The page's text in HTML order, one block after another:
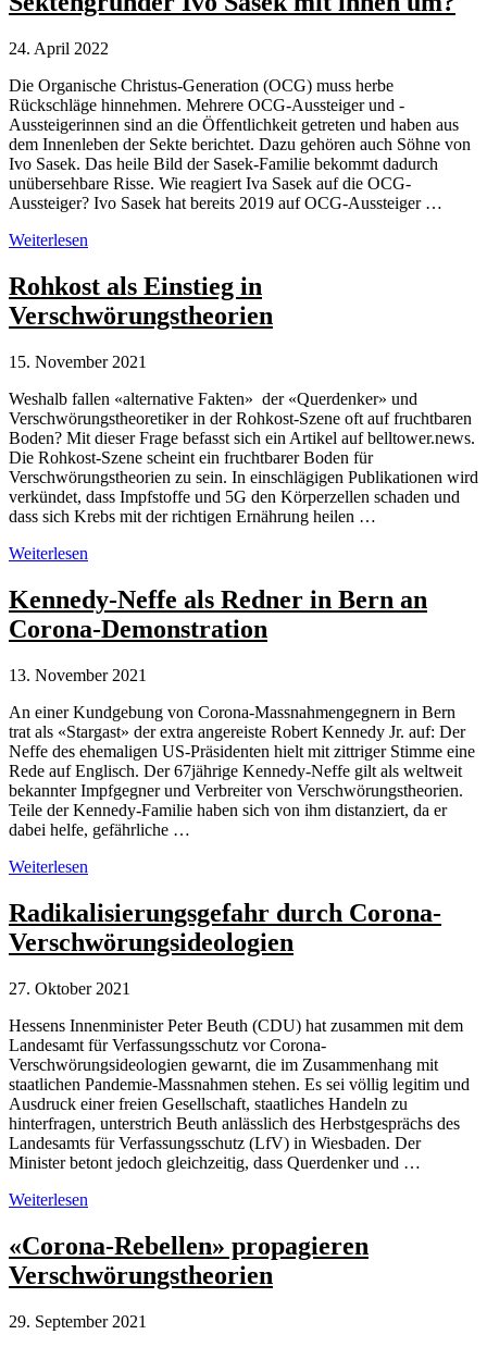
Hasler
Sumpf
Verschwörungstheorien
24. April 2022
Die Organische Christus-Generation (OCG) muss herbe
Rückschläge hinnehmen. Mehrere OCG-Aussteiger und -
Aussteigerinnen sind an die Öffentlichkeit getreten und haben aus
dem Innenleben der Sekte berichtet. Dazu gehören auch Söhne von
Ivo Sasek. Das heile Bild der Sasek-Familie bekommt dadurch
unübersehbare Risse. Wie reagiert Iva Sasek auf die OCG-
Aussteiger? Ivo Sasek hat bereits 2019 auf OCG-Aussteiger …
OCG-
Wie
geht
Sektengründer
Sasek
ihnen
um?
Weiterlesen
Rohkost als Einstieg in
Verschwörungstheorien
15. November 2021
Weshalb fallen «alternative Fakten» der «Querdenker» und
Verschwörungstheoretiker in der Rohkost-Szene oft auf fruchtbaren
Boden? Mit dieser Frage befasst sich ein Artikel auf belltower.news.
Die Rohkost-Szene scheint ein fruchtbarer Boden für
Verschwörungstheorien zu sein. In einschlägigen Publikationen wird
verkündet, dass Impfstoffe und 5G den Körperzellen schaden und
dass sich Krebs mit der richtigen Ernährung heilen …
Rohkost
Einstieg
in
Verschwörungstheorien
Weiterlesen
Kennedy-Neffe als Redner in Bern an
Corona-Demonstration
13. November 2021
An einer Kundgebung von Corona-Massnahmengegnern in Bern
trat als «Stargast» der extra angereiste Robert Kennedy Jr. auf: Der
Neffe des ehemaligen US-Präsidenten hielt mit zittriger Stimme eine
Rede auf Englisch. Der 67jährige Kennedy-Neffe gilt als weltweit
bekannter Impfgegner und Verbreiter von Verschwörungstheorien.
Teile der Kennedy-Familie haben sich von ihm distanziert, da er
dabei helfe, gefährliche …
Kennedy-
als
Redner
in
an
Demonstration
Weiterlesen
Radikalisierungsgefahr durch Corona-
Verschwörungsideologien
27. Oktober 2021
Hessens Innenminister Peter Beuth (CDU) hat zusammen mit dem
Landesamt für Verfassungsschutz vor Corona-
Verschwörungsideologien gewarnt, die im Zusammenhang mit
staatlichen Pandemie-Massnahmen stehen. Es sei völlig legitim und
Ausdruck einer freien Gesellschaft, staatliches Handeln zu
hinterfragen, unterstrich Beuth anlässlich des Herbstgesprächs des
Landesamts für Verfassungsschutz (LfV) in Wiesbaden. Der
Minister betont jedoch gleichzeitig, dass Querdenker und …
Radikalisierungsgefahr
Corona-
Verschwörungsideologien
Weiterlesen
«Corona-Rebellen» propagieren
Verschwörungstheorien
29. September 2021